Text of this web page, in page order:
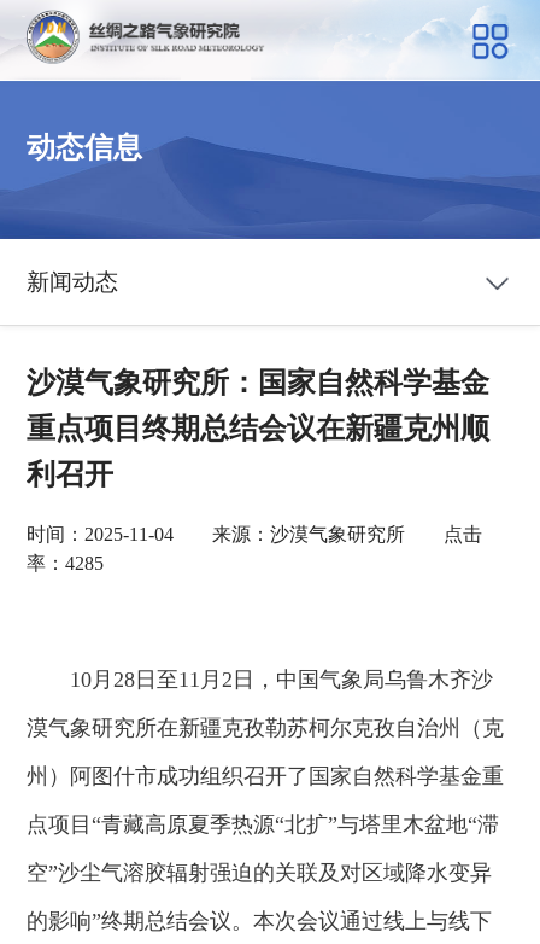
动态信息
新闻动态
沙漠气象研究所：国家自然科学基金
重点项目终期总结会议在新疆克州顺
利召开
时间：2025-11-04 来源：沙漠气象研究所 点击
率：4285
10月28日至11月2日，中国气象局乌鲁木齐沙
漠气象研究所在新疆克孜勒苏柯尔克孜自治州（克
州）阿图什市成功组织召开了国家自然科学基金重
点项目“青藏高原夏季热源“北扩”与塔里木盆地“滞
空”沙尘气溶胶辐射强迫的关联及对区域降水变异
的影响”终期总结会议。本次会议通过线上与线下